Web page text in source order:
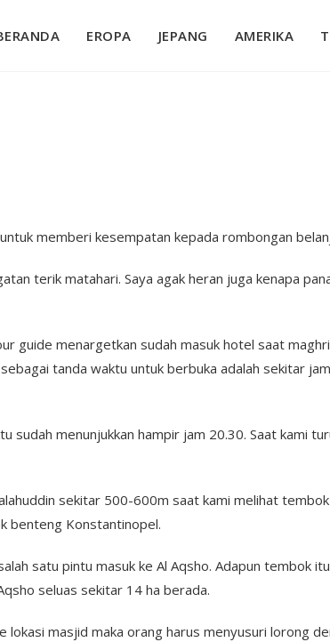
EROPA JEPANG AMERIKA
memberi kesempatan kepada rombongan
terik matahari. Saya agak heran juga kenapa
guide menargetkan sudah masuk hotel saat
tanda waktu untuk berbuka adalah sekitar
menunjukkan hampir jam 20.30. Saat kami
sekitar 500-600m saat kami melihat
benteng Konstantinopel.
satu pintu masuk ke Al Aqsho. Adapun tembok
seluas sekitar 14 ha berada.
masjid maka orang harus menyusuri lorong